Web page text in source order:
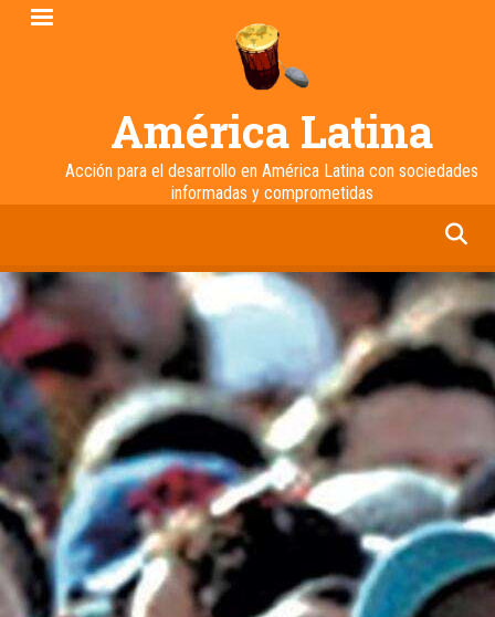
Pasar
América Latina
Acción para el desarrollo en América Latina con sociedades
informadas y comprometidas